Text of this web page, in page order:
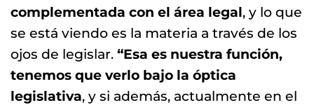
complementada con el área legal, y lo que
se está viendo es la materia a través de los
ojos de legislar. “Esa es nuestra función,
tenemos que verlo bajo la óptica
legislativa, y si además, actualmente en el